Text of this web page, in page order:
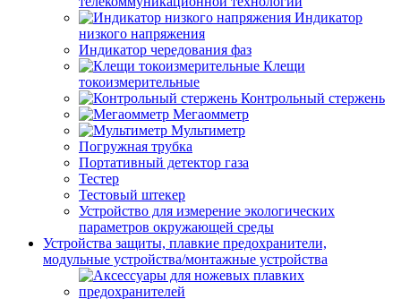
Индикатор
низкого напряжения
Индикатор чередования фаз
Клещи
токоизмерительные
Контрольный стержень
Мегаомметр
Мультиметр
Погружная трубка
Портативный детектор газа
Тестер
Тестовый штекер
Устройство для измерение экологических
параметров окружающей среды
Устройства защиты, плавкие предохранители,
модульные устройства/монтажные устройства